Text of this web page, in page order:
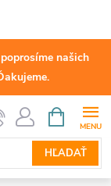
našich
HĽADAŤ
KOŠÍK